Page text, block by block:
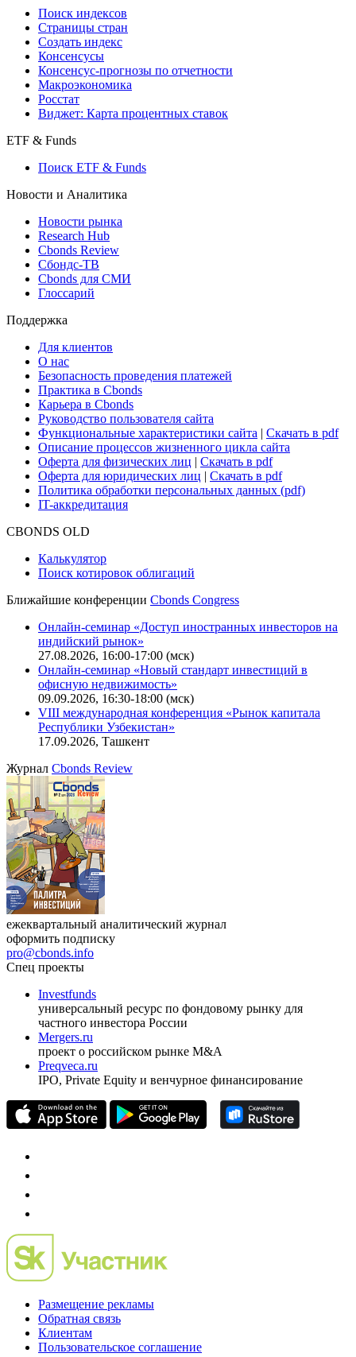
Поиск индексов
Страницы стран
Создать индекс
Консенсусы
Консенсус-прогнозы по отчетности
Макроэкономика
Росстат
Виджет: Карта процентных ставок
ETF & Funds
Поиск ETF & Funds
Новости и Аналитика
Новости рынка
Research Hub
Cbonds Review
Сбондс-ТВ
Cbonds для СМИ
Глоссарий
Поддержка
Для клиентов
О нас
Безопасность проведения платежей
Практика в Cbonds
Карьера в Cbonds
Руководство пользователя сайта
Функциональные характеристики сайта
Скачать в pdf
Описание процессов жизненного цикла сайта
Оферта для физических лиц
Скачать в pdf
Оферта для юридических лиц
Скачать в pdf
Политика обработки персональных данных (pdf)
IT-аккредитация
CBONDS OLD
Калькулятор
Поиск котировок облигаций
Ближайшие конференции Cbonds Congress
Онлайн-семинар «Доступ иностранных инвесторов на
индийский рынок»
27.08.2026, 16:00-17:00 (мск)
Онлайн-семинар «Новый стандарт инвестиций в
офисную недвижимость»
09.09.2026, 16:30-18:00 (мск)
VIII международная конференция «Рынок капитала
Республики Узбекистан»
17.09.2026, Ташкент
Журнал Cbonds Review
ежеквартальный аналитический журнал
оформить подписку
pro@cbonds.info
Спец проекты
Investfunds
универсальный ресурс по фондовому рынку для
частного инвестора России
Mergers.ru
проект о российском рынке M&A
Preqveca.ru
IPO, Private Equity и венчурное финансирование
Размещение рекламы
Обратная связь
Клиентам
Пользовательское соглашение